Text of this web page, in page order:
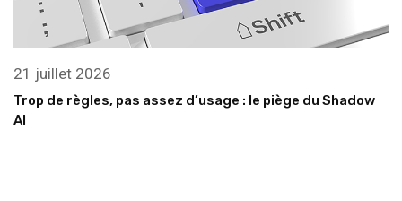
21 juillet 2026
Trop de règles, pas assez d’usage : le piège du Shadow
AI